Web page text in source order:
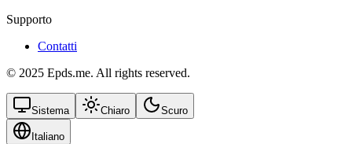
Supporto
Contatti
© 2025 Epds.me. All rights reserved.
Sistema Chiaro Scuro
Italiano